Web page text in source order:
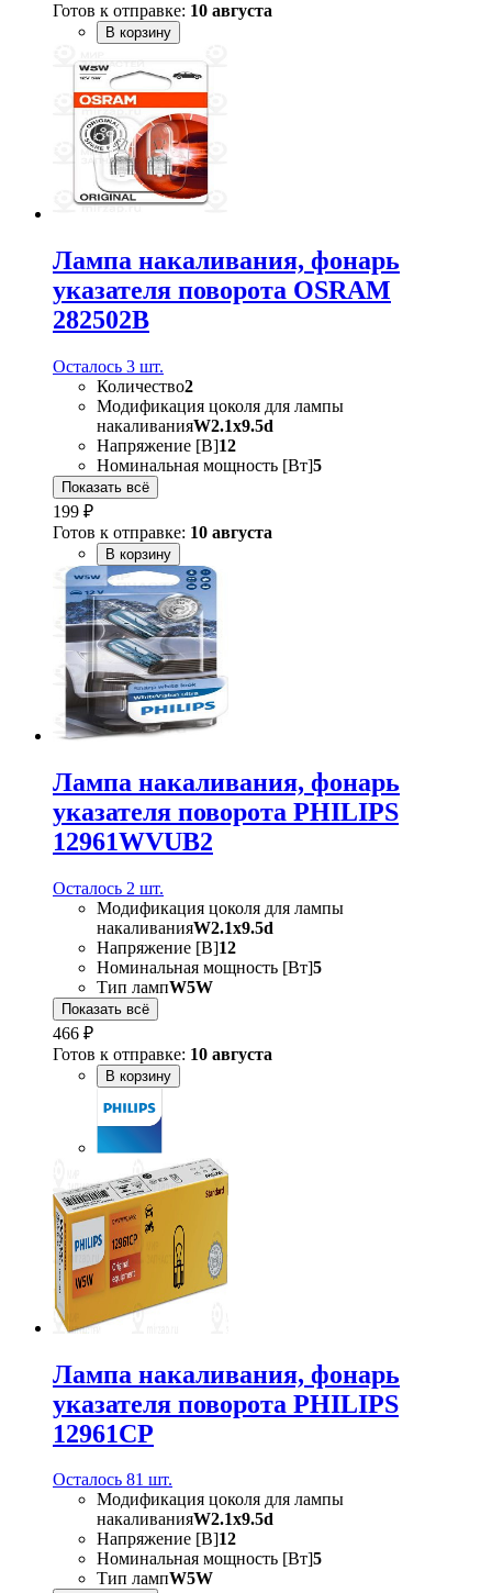
Готов к отправке: 10 августа
В корзину
Лампа накаливания, фонарь
указателя поворота OSRAM
282502B
Осталось 3 шт.
Количество2
Модификация цоколя для лампы
накаливанияW2.1x9.5d
Напряжение [В]12
Номинальная мощность [Вт]5
Показать всё
199 ₽
Готов к отправке: 10 августа
В корзину
Лампа накаливания, фонарь
указателя поворота PHILIPS
12961WVUB2
Осталось 2 шт.
Модификация цоколя для лампы
накаливанияW2.1x9.5d
Напряжение [В]12
Номинальная мощность [Вт]5
Тип лампW5W
Показать всё
466 ₽
Готов к отправке: 10 августа
В корзину
Лампа накаливания, фонарь
указателя поворота PHILIPS
12961CP
Осталось 81 шт.
Модификация цоколя для лампы
накаливанияW2.1x9.5d
Напряжение [В]12
Номинальная мощность [Вт]5
Тип лампW5W